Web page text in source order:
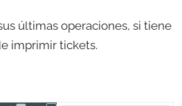
últimas operaciones, si tiene
imprimir tickets.